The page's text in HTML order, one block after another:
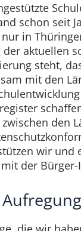
schon seit
in
aktuellen
steht,
mit den
den
wir und
der Bürger-